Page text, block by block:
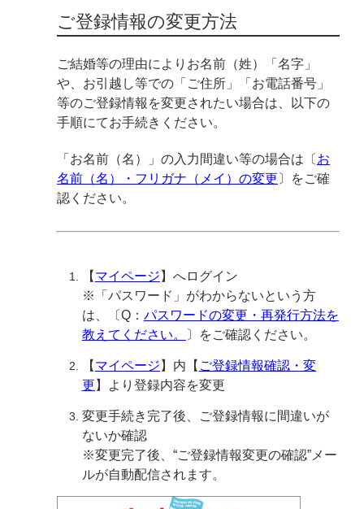
ご登録情報の変更方法
ご結婚等の理由によりお名前（姓）「名字」
や、お引越し等での「ご住所」「お電話番号」
等のご登録情報を変更されたい場合は、以下の
手順にてお手続きください。
「お名前（名）」の入力間違い等の場合は〔 お
名前（名）・フリガナ（メイ）の変更 〕をご確
認ください。
【 マイページ 】へログイン
※「パスワード」がわからないという方
は、〔Q： パスワードの変更・再発行方法を
教えてください。
〕をご確認ください。
【 マイページ 】内【 ご登録情報確認・変
更 】より登録内容を変更
変更手続き完了後、ご登録情報に間違いが
ないか確認
※変更完了後、“ご登録情報変更の確認”メー
ルが自動配信されます。